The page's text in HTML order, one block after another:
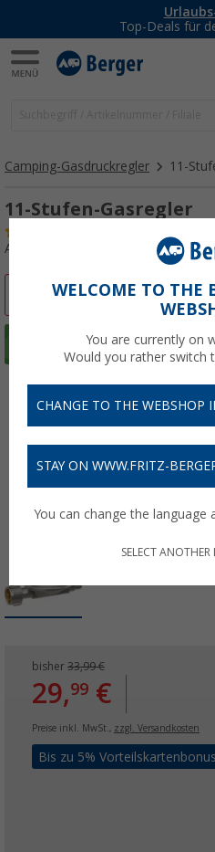
Top-Deals für
Camping-Gasdruckregler 11-
11-Stufen-Gasregler
Art.-Nr.: 112730
bisher 33,99 €
29,99 €
Preise inkl. MwSt., zzgl. Versandkosten
Bis zu 5%
WELCOME TO THE
You are currently on
Would you rather switch
CHANGE TO THE WEBSHOP
STAY ON WWW.FRITZ-
You can change the
SELECT